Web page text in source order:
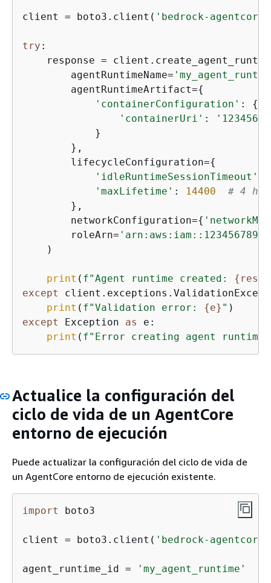
client = boto3.client( 'bedrock-
try :
response =
        agentRuntimeName=
        agentRuntimeArtifact=
{
'containerConfiguration' : {
'containerUri' :
            }
        },
        lifecycleConfiguration=
{
'idleRuntimeSessionTimeout'
'maxLifetime' : 14400
# 4
        },
        networkConfiguration=
{
        roleArn=
    )
print ( f"Agent runtime created: {
except
print ( f"Validation error: {e} "
except
Exception as
e:
print ( f"Error creating agent
Actualice la configuración del
ciclo de vida de un AgentCore
entorno de ejecución
Puede actualizar la configuración del ciclo de vida de
un AgentCore entorno de ejecución existente.
import boto3
client = boto3.client( 'bedrock-
agent_runtime_id = 'my_agent_runtime'